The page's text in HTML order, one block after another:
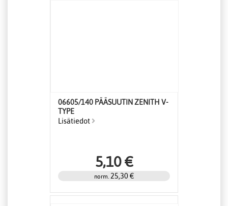
06605/140 PÄÄSUUTIN ZENITH V-
TYPE
Lisätiedot
5,10 €
norm. 25,30 €